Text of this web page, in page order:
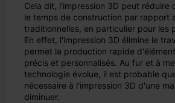
Cela dit, l'impression 3D peut réduire
le temps de construction par rapport
traditionnelles, en particulier pour les
En effet, l'impression 3D élimine le
permet la production rapide
précis et personnalisés. Au fur et à
technologie évolue, il est probable
nécessaire à l'impression 3D d'une
diminuer.